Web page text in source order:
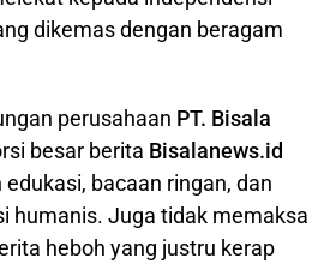
dikemas dengan beragam
perusahaan PT. Bisala
besar berita Bisalanews.id
bacaan ringan, dan
humanis. Juga tidak memaksa
heboh yang justru kerap